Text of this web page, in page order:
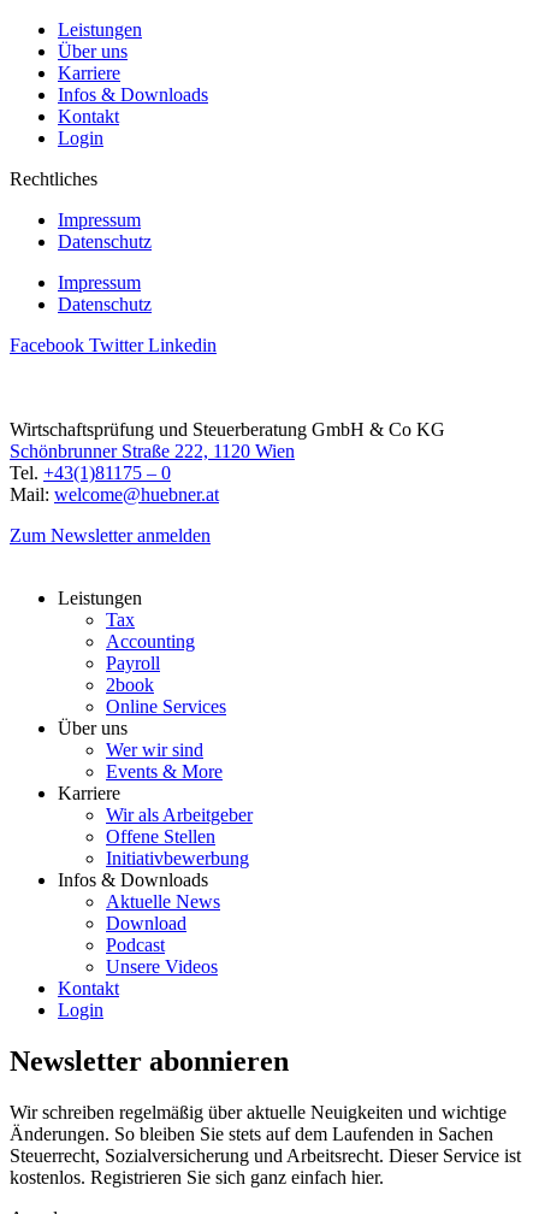
Leistungen
Über uns
Karriere
Infos & Downloads
Kontakt
Login
Rechtliches
Impressum
Datenschutz
Impressum
Datenschutz
Facebook Twitter Linkedin
Wirtschaftsprüfung und Steuerberatung GmbH & Co KG
Schönbrunner Straße 222, 1120 Wien
Tel. +43(1)81175 – 0
Mail: welcome@huebner.at
Zum Newsletter anmelden
Leistungen
Tax
Accounting
Payroll
2book
Online Services
Über uns
Wer wir sind
Events & More
Karriere
Wir als Arbeitgeber
Offene Stellen
Initiativbewerbung
Infos & Downloads
Aktuelle News
Download
Podcast
Unsere Videos
Kontakt
Login
Newsletter abonnieren
Wir schreiben regelmäßig über aktuelle Neuigkeiten und wichtige
Änderungen. So bleiben Sie stets auf dem Laufenden in Sachen
Steuerrecht, Sozialversicherung und Arbeitsrecht. Dieser Service ist
kostenlos. Registrieren Sie sich ganz einfach hier.